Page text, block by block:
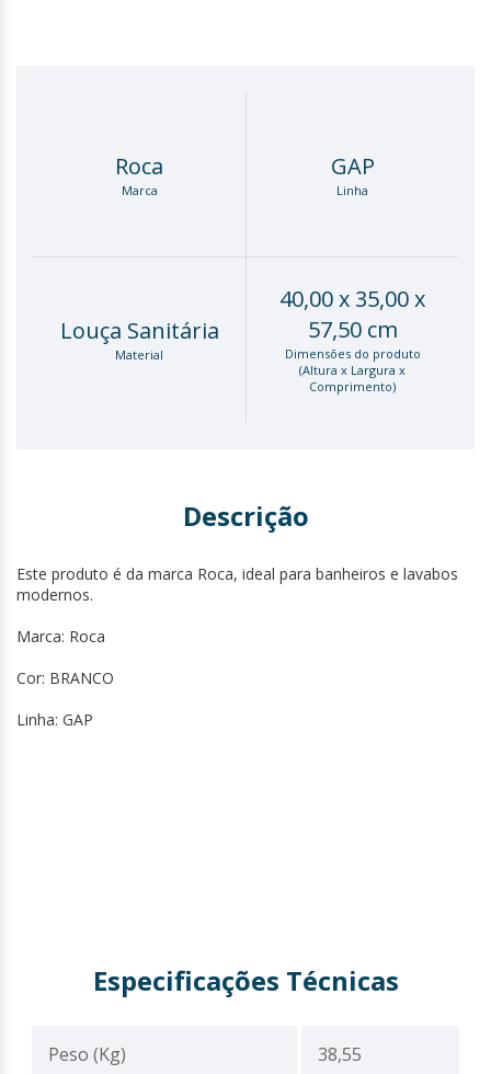
Roca
Marca
GAP
Linha
Louça Sanitária
Material
40,00 x 35,00 x
57,50 cm
Dimensões do produto
(Altura x Largura x
Comprimento)
Descrição
Este produto é da marca Roca, ideal para banheiros e lavabos
modernos.
Marca: Roca
Cor: BRANCO
Linha: GAP
Especificações Técnicas
Peso (Kg) 38,55